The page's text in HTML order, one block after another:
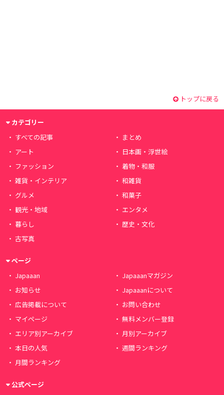
トップに戻る
カテゴリー
すべての記事
まとめ
アート
日本画・浮世絵
ファッション
着物・和服
雑貨・インテリア
和雑貨
グルメ
和菓子
観光・地域
エンタメ
暮らし
歴史・文化
古写真
ページ
Japaaan
Japaaanマガジン
お知らせ
Japaaanについて
広告掲載について
お問い合わせ
マイページ
無料メンバー登録
エリア別アーカイブ
月別アーカイブ
本日の人気
週間ランキング
月間ランキング
公式ページ